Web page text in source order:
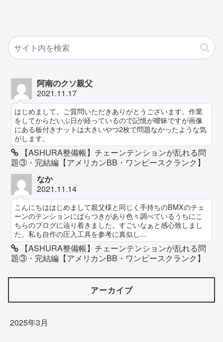
阿南のクソ親父
2021.11.17
はじめまして。ご質問いただきありがとうございます。作業
をしてからだいぶ日が経っているので記憶が曖昧ですが画像
にある板付きナットは大きいやつ2枚で問題なかったような気
がします。
【ASHURA整備帳】チェーンテンションが乱れる問
題③・完結編【アメリカンBB・ワンピースクランク】
なか
2021.11.14
こんにちははじめまして親父様と同じく手持ちのBMXのチェ
ーンのテンションにばらつきがあり色々調べているうちにこ
ちらのブログに辿り着きました。すごいなぁと感心致しまし
た。私も自作の圧入工具を参考に真似し...
【ASHURA整備帳】チェーンテンションが乱れる問
題③・完結編【アメリカンBB・ワンピースクランク】
アーカイブ
2025年3月